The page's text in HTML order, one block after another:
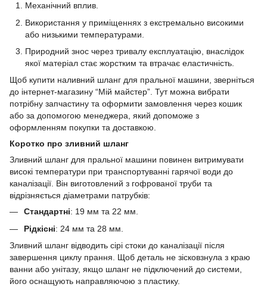
Механічний вплив.
Використання у приміщеннях з екстремально високими
або низькими температурами.
Природний знос через тривалу експлуатацію, внаслідок
якої матеріал стає жорстким та втрачає еластичність.
Щоб купити наливний шланг для пральної машини, зверніться
до інтернет-магазину “Мій майстер”. Тут можна вибрати
потрібну запчастину та оформити замовлення через кошик
або за допомогою менеджера, який допоможе з
оформленням покупки та доставкою.
Коротко про зливний шланг
Зливний шланг для пральної машини повинен витримувати
високі температури при транспортуванні гарячої води до
каналізації. Він виготовлений з гофрованої труби та
відрізняється діаметрами патрубків:
Стандартні: 19 мм та 22 мм.
Рідкісні: 24 мм та 28 мм.
Зливний шланг відводить сірі стоки до каналізації після
завершення циклу прання. Щоб деталь не зісковзнула з краю
ванни або унітазу, якщо шланг не підключений до системи,
його оснащують направляючою з пластику.